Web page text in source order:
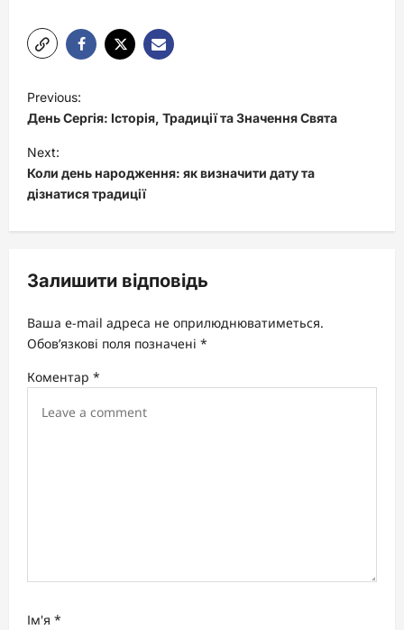
o
s
t
n
a
i
a
i
Previous:
День Сергія: Історія, Традиції та Значення Свята
Next:
Коли день народження: як визначити дату та
дізнатися традиції
Залишити відповідь
Ваша e-mail адреса не оприлюднюватиметься.
Обов’язкові поля позначені *
Коментар *
Ім'я *